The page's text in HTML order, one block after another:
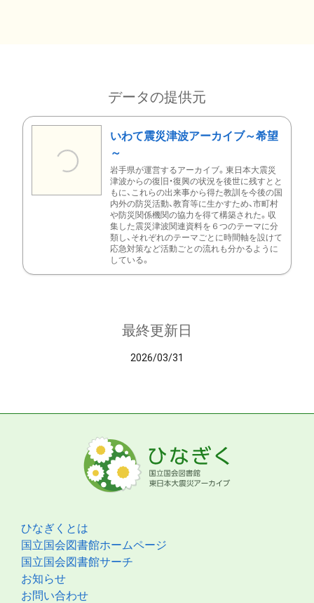
データの提供元
いわて震災津波アーカイブ～希望
～
岩手県が運営するアーカイブ。東日本大震災
津波からの復旧・復興の状況を後世に残すとと
もに、これらの出来事から得た教訓を今後の国
内外の防災活動、教育等に生かすため、市町村
や防災関係機関の協力を得て構築された。収
集した震災津波関連資料を６つのテーマに分
類し、それぞれのテーマごとに時間軸を設けて
応急対策など活動ごとの流れも分かるように
している。
最終更新日
2026/03/31
ひなぎくとは
国立国会図書館ホームページ
国立国会図書館サーチ
お知らせ
お問い合わせ